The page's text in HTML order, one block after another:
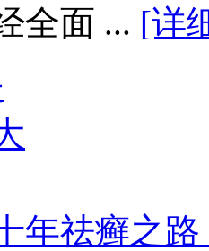
全面 ... [详
年祛癣之